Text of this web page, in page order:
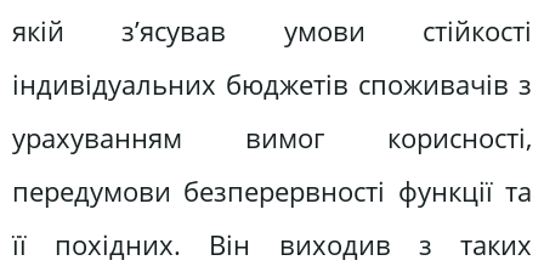
якій з’ясував умови стійкості
індивідуальних бюджетів споживачів з
урахуванням вимог корисності,
передумови безперервності функції та
її похідних. Він виходив з таких